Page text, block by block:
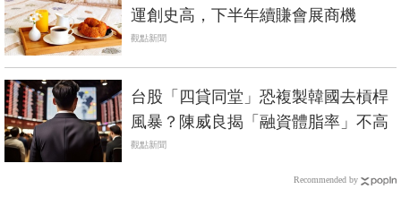
運創史高，下半年續賺會展商機
觀點新聞
台股「四貸同堂」恐複製韓國去槓桿
風暴？陳威良揭「融資體脂率」不高
觀點新聞
Recommended by